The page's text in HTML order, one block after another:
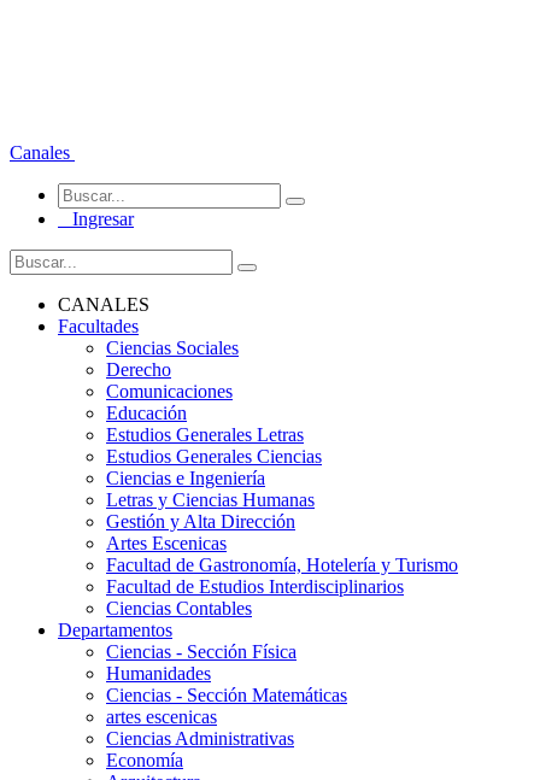
Canales
Ingresar
CANALES
Facultades
Ciencias Sociales
Derecho
Comunicaciones
Educación
Estudios Generales Letras
Estudios Generales Ciencias
Ciencias e Ingeniería
Letras y Ciencias Humanas
Gestión y Alta Dirección
Artes Escenicas
Facultad de Gastronomía, Hotelería y Turismo
Facultad de Estudios Interdisciplinarios
Ciencias Contables
Departamentos
Ciencias - Sección Física
Humanidades
Ciencias - Sección Matemáticas
artes escenicas
Ciencias Administrativas
Economía